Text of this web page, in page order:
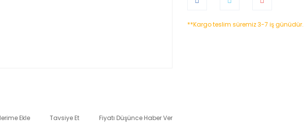
Tavsiye Et Fiyatı Düşünce Haber Ver
**Kargo teslim süremiz 3-7 iş günüdür.